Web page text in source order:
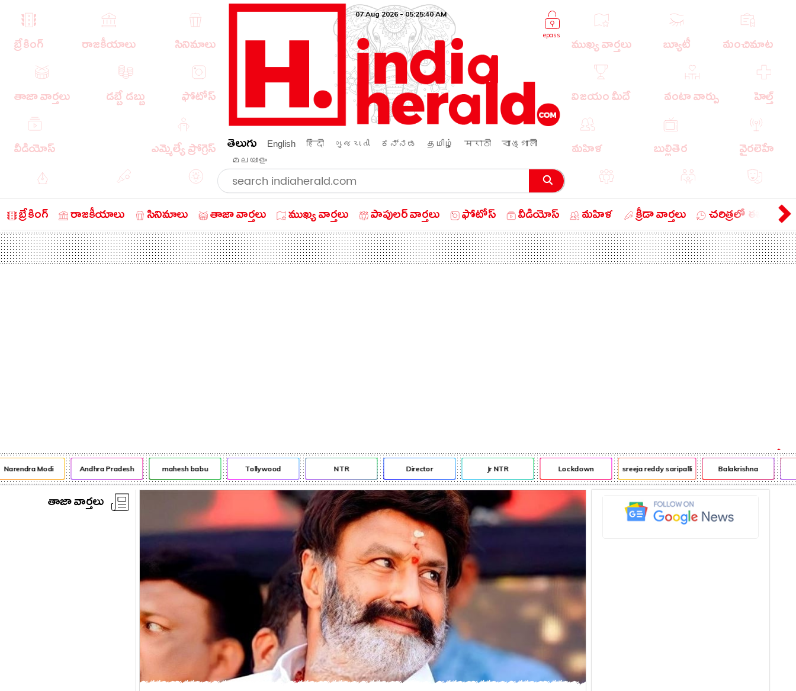
బ్రేకింగ్ రాజకీయాలు సినిమాలు
తాజా వార్తలు డబ్బే డబ్బు ఫోటోస్
వీడియోస్ ఎమ్మెల్యే ప్రోగ్రెస్
ఎడిటోరియల్
చరిత్రలో ఈ రోజు నేరాలు ఆటో
epass
07 Aug 2026 - 05:25:41 AM
తెలుగు English हिंदी ગુજરાતી ಕನ್ನಡ தமிழ் मराठी
বাঙ্গালী
മലയാളം
ముఖ్య వార్తలు బ్యూటీ మంచిమాట
విజయం మీదే వంటా వార్పు హెల్త్
మహిళ బుల్లితెర వైరలెహే
పాపులర్ వార్తలు
బిజినెస్ ఎడ్యుకేషన్ లైఫ్ స్టైల్
బ్రేకింగ్ రాజకీయాలు సినిమాలు తాజా వార్తలు ముఖ్య వార్తలు పాపులర్ వార్తలు ఫోటోస్ వీడియోస్ మహిళ క్రీడా వార్తలు చరిత్రలో ఈ రోజు
Modi Andhra Pradesh mahesh babu Tollywood NTR Director Jr NTR Lockdown sreeja reddy saripalli Balakrishna
తాజా వార్తలు